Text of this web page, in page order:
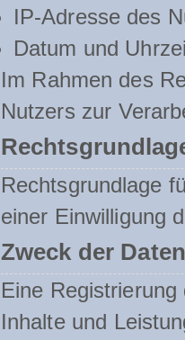
IP-Adresse des
Datum und
Im Rahmen des
Nutzers zur
Rechtsgrundlage
einer Einwilligung
Zweck der
Eine
Inhalte und